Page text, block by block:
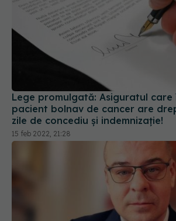
Lege promulgată: Asiguratul care
pacient bolnav de cancer are
zile de concediu și indemnizație!
15 feb 2022, 21:28